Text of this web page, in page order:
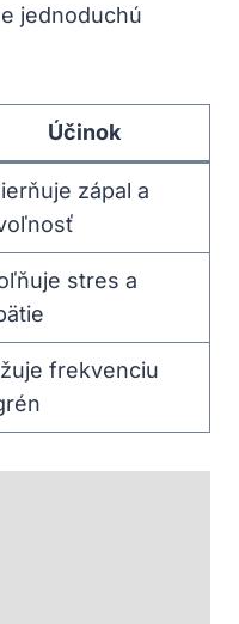
jednoduchú
Účinok
zápal a
stres a
frekvenciu